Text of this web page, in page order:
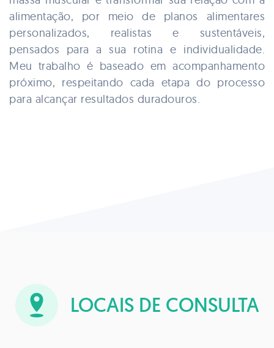
alimentação, por meio de planos alimentares
personalizados, realistas e sustentáveis,
pensados para a sua rotina e individualidade.
Meu trabalho é baseado em acompanhamento
próximo, respeitando cada etapa do processo
para alcançar resultados duradouros.
LOCAIS DE CONSULTA